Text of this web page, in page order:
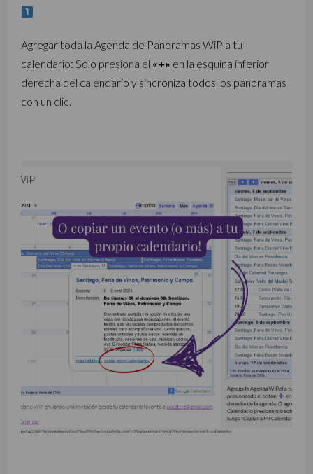
Agregar toda la Agenda de Panoramas WiP a tu
calendario: Solo presiona el «+» en la esquina inferior
derecha del calendario y sincroniza todos los panoramas
con un clic.